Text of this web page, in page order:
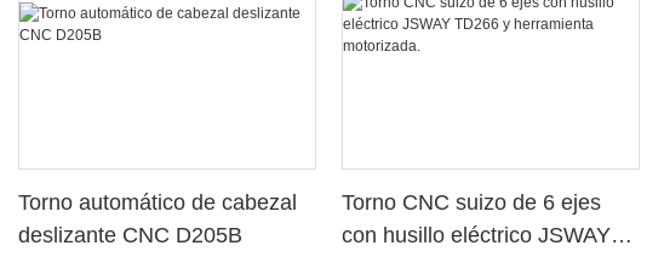
Torno automático de cabezal
deslizante CNC D205B
Torno CNC suizo de 6 ejes
con husillo eléctrico JSWAY